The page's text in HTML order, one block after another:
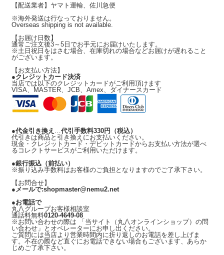
【配送業者】ヤマト運輸、佐川急便
※海外発送は行なっておりません。
Overseas shipping is not available.
【お届け日数】
通常ご注文後3～5日 でお手元にお届けいたします。
※土日祝日をはさむ場合、在庫切れの場合などお届けが遅れること
がございます。
【お支払い方法】
●クレジットカード決済
当店では以下のクレジットカードがご利用頂けます
VISA、MASTER、JCB、Amex、ダイナースカード
●代金引き換え …代引手数料330円
（税込）
代引きは商品と引き換えにお支払いください。
現金・クレジットカード・デビットカードからお支払い方法が選べ
るコレクトサービスがご利用いただけます。
●銀行振込（前払い）
※振り込み手数料はお客様のご負担となりますのでご了承下さい。
【お問合せ】
●メールで:shopmaster@nemu2.net
●お電話で
丸八グループお客様相談室
通話料無料0120-4649-08
※お問い合わせの際は 「当サイト（丸八オンラインショップ）の問
い合わせ」とオペレーターにお申し出ください。
ご質問には当店より営業時間内に折り返しのお電話を差し上げま
す。不在の際など直ぐにお電話できない場合もございます、あらか
じめご了承下さい。